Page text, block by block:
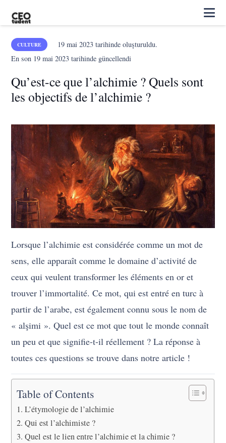
CULTURE 19 mai 2023tarihinde oluşturuldu.
En son 19 mai 2023 tarihinde güncellendi
Qu’est-ce que l’alchimie ? Quels sont
les objectifs de l’alchimie ?
Lorsque l’alchimie est considérée comme un mot de
sens, elle apparaît comme le domaine d’activité de
ceux qui veulent transformer les éléments en or et
trouver l’immortalité. Ce mot, qui est entré en turc à
partir de l’arabe, est également connu sous le nom de
« alşimi ». Quel est ce mot que tout le monde connaît
un peu et que signifie-t-il réellement ? La réponse à
toutes ces questions se trouve dans notre article !
Table of Contents
L’étymologie de l’alchimie
Qui est l’alchimiste ?
Quel est le lien entre l’alchimie et la chimie ?